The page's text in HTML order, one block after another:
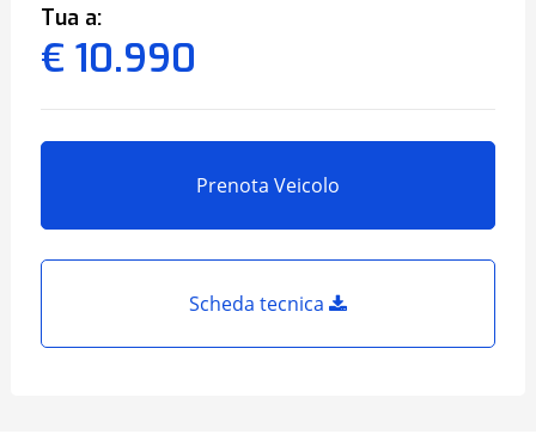
Tua a:
€ 10.990
Prenota Veicolo
Scheda tecnica